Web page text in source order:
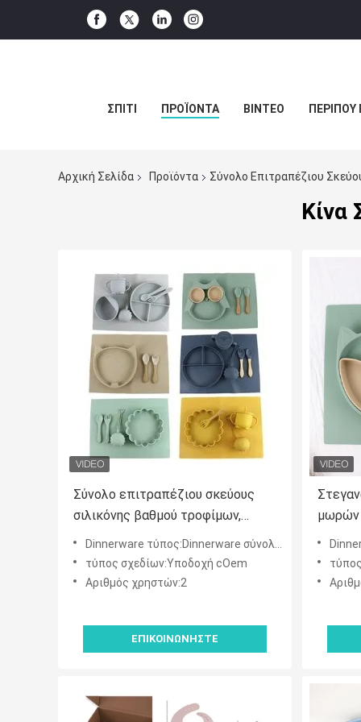
ΣΠΊΤΙ ΠΡΟΪΌΝΤΑ ΒΊΝΤΕΟ ΠΕΡΊΠΟΥ
Αρχική Σελίδα Προϊόντα Σύνολο Επιτραπέζιου
Κίνα
Σύνολο επιτραπέζιου σκεύους
σιλικόνης βαθμού τροφίμων,
διαιρεμένο αναρρόφηση πιάτο
σιλικόνης αδιάβροχο
Dinnerware τύπος:Dinnerware σύνολα, πιάτα & πιάτα
τύπος σχεδίων:Υποδοχή cOem
Αριθμός χρηστών:2
ΕΠΙΚΟΙΝΩΝΉΣΤΕ
μωρών
που